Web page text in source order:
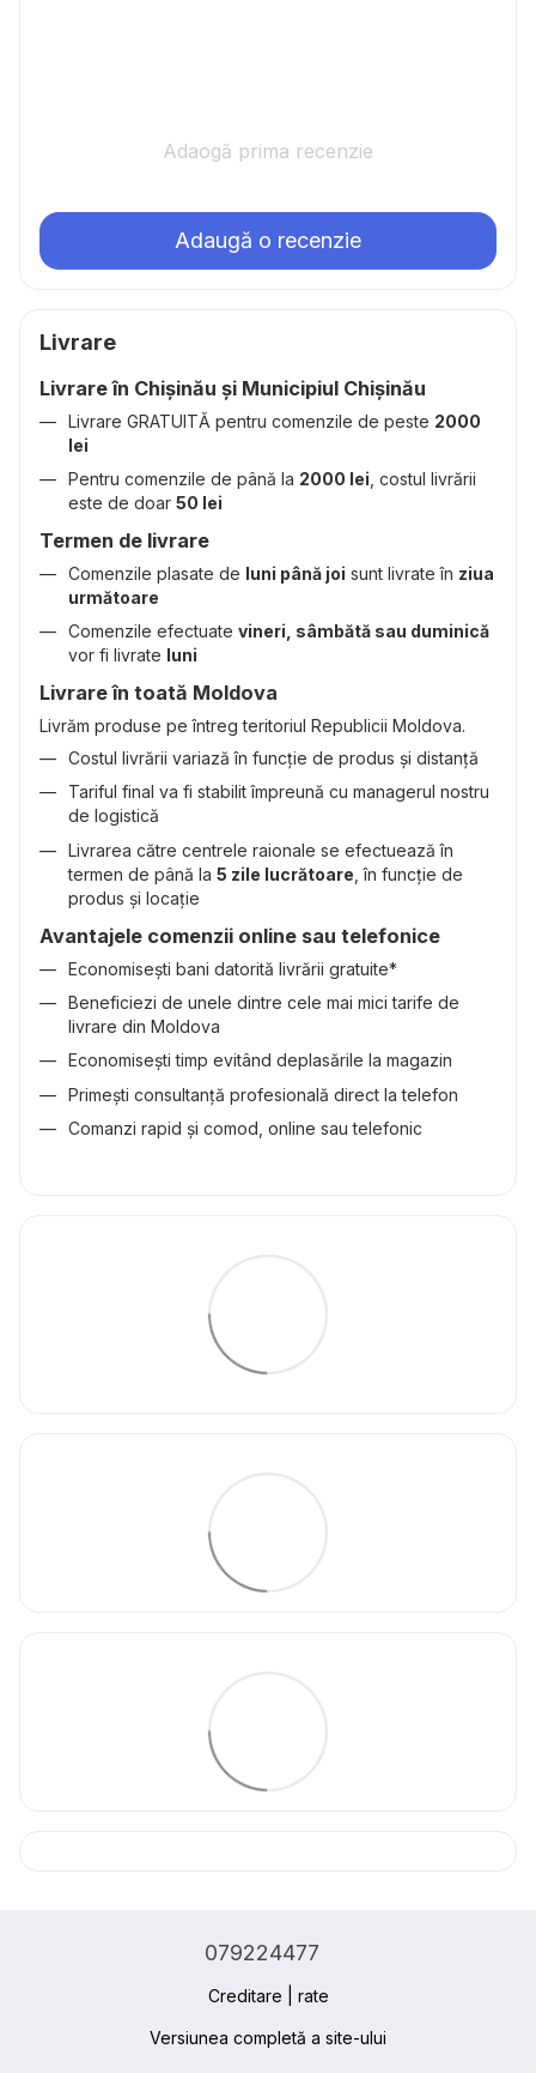
Adaogă prima recenzie
Adaugă o recenzie
Livrare
Livrare în Chișinău și Municipiul Chișinău
Livrare GRATUITĂ pentru comenzile de peste 2000
lei
Pentru comenzile de până la 2000 lei , costul livrării
este de doar 50 lei
Termen de livrare
Comenzile plasate de luni până joi sunt livrate în ziua
următoare
Comenzile efectuate vineri, sâmbătă sau duminică
vor fi livrate luni
Livrare în toată Moldova
Livrăm produse pe întreg teritoriul Republicii Moldova.
Costul livrării variază în funcție de produs și distanță
Tariful final va fi stabilit împreună cu managerul nostru
de logistică
Livrarea către centrele raionale se efectuează în
termen de până la 5 zile lucrătoare , în funcție de
produs și locație
Avantajele comenzii online sau telefonice
Economisești bani datorită livrării gratuite*
Beneficiezi de unele dintre cele mai mici tarife de
livrare din Moldova
Economisești timp evitând deplasările la magazin
Primești consultanță profesională direct la telefon
Comanzi rapid și comod, online sau telefonic
079224477
Creditare | rate
Versiunea completă a site-ului